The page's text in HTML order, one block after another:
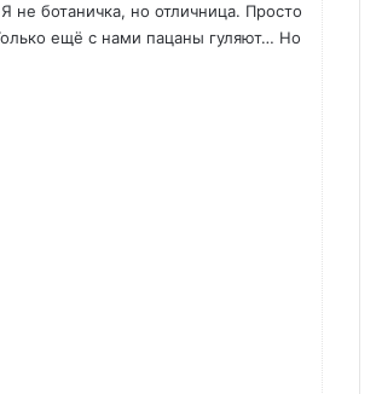
ботаничка, но отличница. Просто
ещё с нами пацаны гуляют… Но